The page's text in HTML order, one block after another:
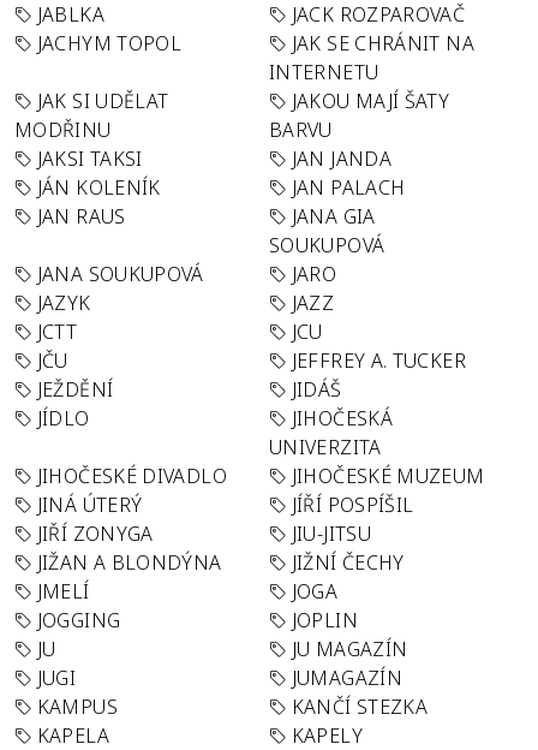
JABLKA
JACK ROZPAROVAČ
JACHYM TOPOL
JAK SE CHRÁNIT NA
INTERNETU
JAK SI UDĚLAT
MODŘINU
JAKOU MAJÍ ŠATY
BARVU
JAKSI TAKSI
JAN JANDA
JÁN KOLENÍK
JAN PALACH
JAN RAUS
JANA GIA
SOUKUPOVÁ
JANA SOUKUPOVÁ
JARO
JAZYK
JAZZ
JCTT
JCU
JČU
JEFFREY A. TUCKER
JEŽDĚNÍ
JIDÁŠ
JÍDLO
JIHOČESKÁ
UNIVERZITA
JIHOČESKÉ DIVADLO
JIHOČESKÉ MUZEUM
JINÁ ÚTERÝ
JÍŘÍ POSPÍŠIL
JIŘÍ ZONYGA
JIU-JITSU
JIŽAN A BLONDÝNA
JIŽNÍ ČECHY
JMELÍ
JOGA
JOGGING
JOPLIN
JU
JU MAGAZÍN
JUGI
JUMAGAZÍN
KAMPUS
KANČÍ STEZKA
KAPELA
KAPELY